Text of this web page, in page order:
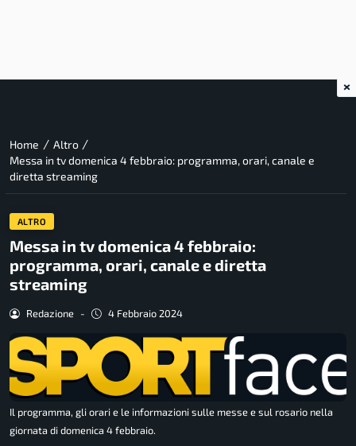
Home / Altro /
Messa in tv domenica 4 febbraio: programma, orari, canale e
diretta streaming
ALTRO
Messa in tv domenica 4 febbraio:
programma, orari, canale e diretta
streaming
Redazione - 4 Febbraio 2024
Il programma, gli orari e le informazioni sulle messe e sul rosario nella
giornata di domenica 4 febbraio.
×